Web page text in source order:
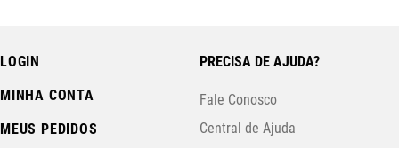
LOGIN
MINHA CONTA
MEUS PEDIDOS
PRECISA DE AJUDA?
Fale Conosco
Central de Ajuda